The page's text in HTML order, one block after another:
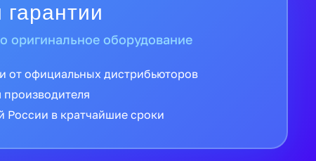
оригинальное оборудование
от официальных дистрибьюторов
производителя
России в кратчайшие сроки